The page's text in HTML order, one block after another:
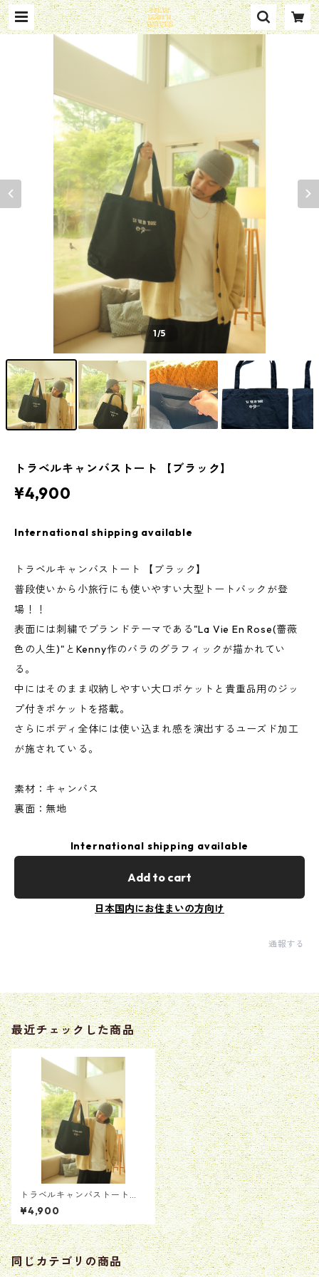
1/5
トラベルキャンバストート 【ブラック】
¥4,900
International shipping available
トラベルキャンバストート 【ブラック】
普段使いから小旅行にも使いやすい大型トートバックが登
場！！
表面には刺繍でブランドテーマである"La Vie En Rose(薔薇
色の人生)"とKenny作のバラのグラフィックが描かれてい
る。
中にはそのまま収納しやすい大口ポケットと貴重品用のジッ
プ付きポケットを搭載。
さらにボディ全体には使い込まれ感を演出するユーズド加工
が施されている。
素材：キャンバス
裏面：無地
International shipping available
Add to cart
日本国内にお住まいの方向け
通報する
最近チェックした商品
トラベルキャンバストート
【ブラック】
¥4,900
同じカテゴリの商品